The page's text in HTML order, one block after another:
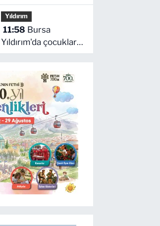
dönüşüm hamlesi
resmen başladı
Yıldırım
11:58
Yıldırım'da çocuklar
hem öğreniyor hem